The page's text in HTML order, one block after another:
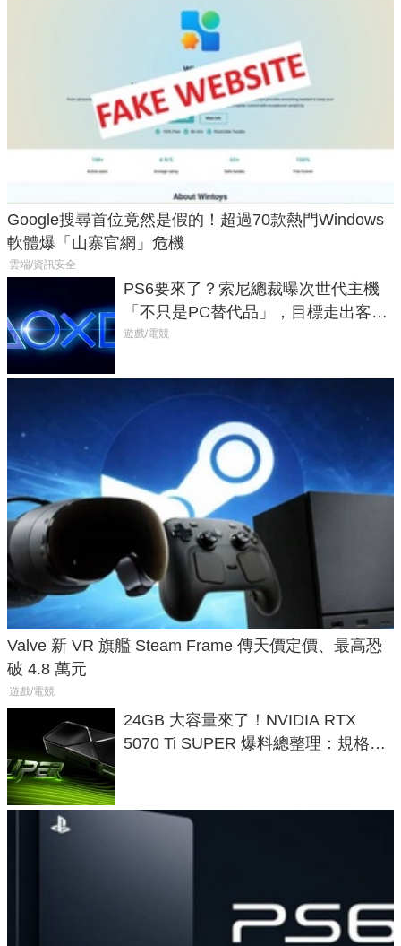
Google搜尋首位竟然是假的！超過70款熱門Windows
軟體爆「山寨官網」危機
雲端/資訊安全
PS6要來了？索尼總裁曝次世代主機
「不只是PC替代品」，目標走出客
廳、進軍電競桌面
遊戲/電競
Valve 新 VR 旗艦 Steam Frame 傳天價定價、最高恐
破 4.8 萬元
遊戲/電競
24GB 大容量來了！NVIDIA RTX
5070 Ti SUPER 爆料總整理：規格、